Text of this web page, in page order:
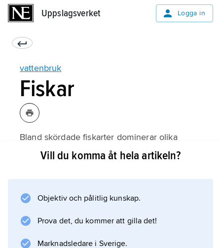
Uppslagsverket Logga in
vattenbruk
Fiskar
Bland skördade fiskarter dominerar olika
karparter, som karp (
), gräskarp (
Ctenopharyngodon idella
Cirrhina molitella
Vill du komma åt hela artikeln?
Objektiv och pålitlig kunskap.
Prova det, du kommer att gilla det!
Marknadsledare i Sverige.